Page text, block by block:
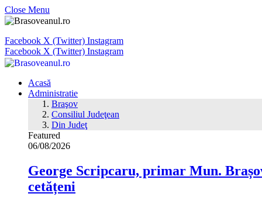
Close Menu
Facebook X (Twitter) Instagram
Facebook X (Twitter) Instagram
Acasă
Administratie
Braşov
Consiliul Judeţean
Din Judeţ
Featured
06/08/2026
George Scripcaru, primar Mun.
cetățeni